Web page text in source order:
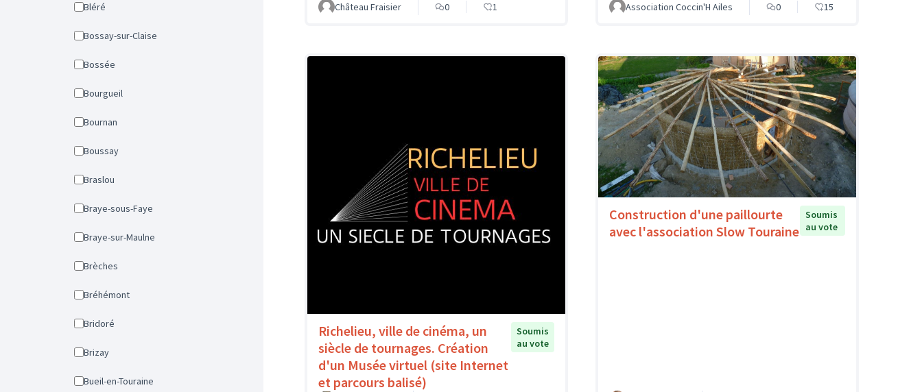
Bléré
Bossay-sur-Claise
Bossée
Bourgueil
Bournan
Boussay
Braslou
Braye-sous-Faye
Braye-sur-Maulne
Brèches
Bréhémont
Bridoré
Brizay
Bueil-en-Touraine
Château Fraisier 0 1 Association Coccin'H Ailes 0 15
Richelieu, ville de cinéma, un
siècle de tournages. Création
d'un Musée virtuel (site Internet
et parcours balisé)
Soumis
au vote
Construction d'une paillourte
avec l'association Slow Touraine
Soumis
au vote